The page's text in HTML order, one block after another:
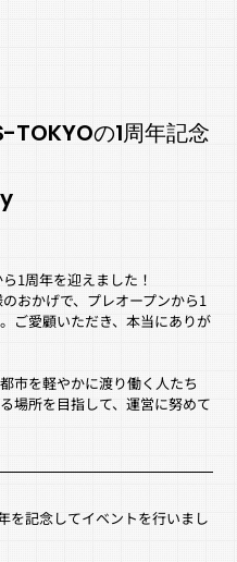
TOKYOの1周年記念
1周年を迎えました！
おかげで、プレオープンから1
ご愛顧いただき、本当にありが
市を軽やかに渡り働く人たち
場所を目指して、運営に努めて
を記念してイベントを行いまし